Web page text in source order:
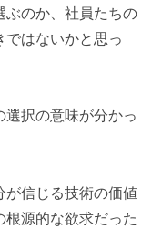
ぶのか、社員たちの
はないかと思っ
選択の意味が分かっ
が信じる技術の価値
源的な欲求だった